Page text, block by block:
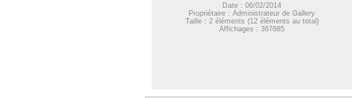
Date : 06/02/2014
Propriétaire : Administrateur de Gallery
Taille : 2 éléments (12 éléments au total)
Affichages : 367685